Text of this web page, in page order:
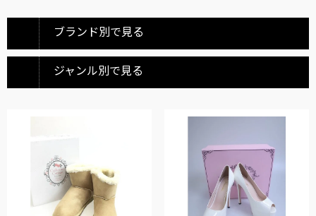
ブランド別で見る
ジャンル別で見る